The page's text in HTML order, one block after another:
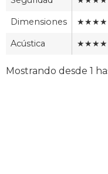
Dimensiones
Acústica
Mostrando desde 1